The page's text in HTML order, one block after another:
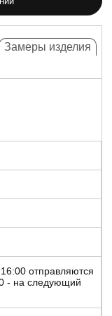
Замеры изделия
отправляются
- на следующий